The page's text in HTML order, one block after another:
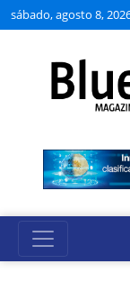
sábado, agosto 8,